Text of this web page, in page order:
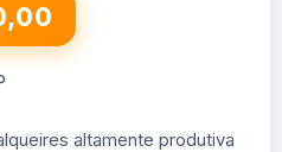
altamente produtiva